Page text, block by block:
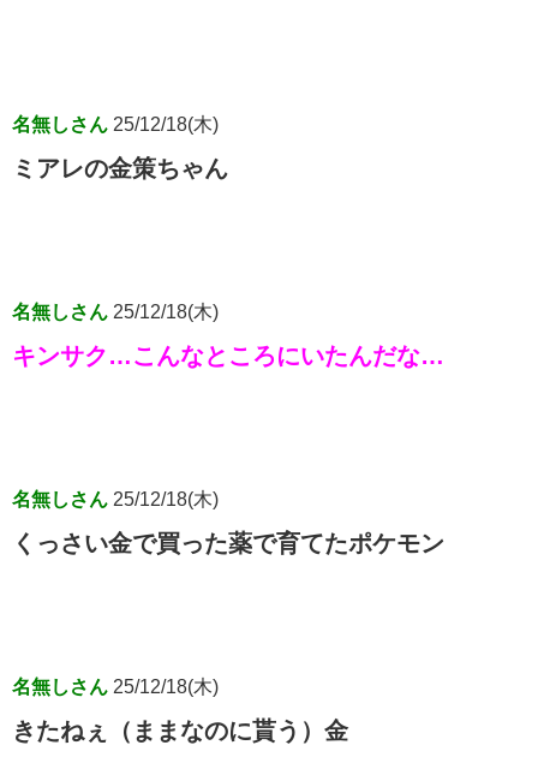
名無しさん 25/12/18(木)
ミアレの金策ちゃん
名無しさん 25/12/18(木)
キンサク…こんなところにいたんだな…
名無しさん 25/12/18(木)
くっさい金で買った薬で育てたポケモン
名無しさん 25/12/18(木)
きたねぇ（ままなのに貰う）金